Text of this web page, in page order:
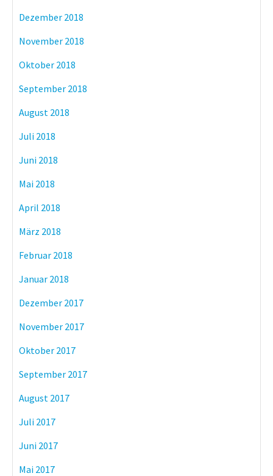
Dezember 2018
November 2018
Oktober 2018
September 2018
August 2018
Juli 2018
Juni 2018
Mai 2018
April 2018
März 2018
Februar 2018
Januar 2018
Dezember 2017
November 2017
Oktober 2017
September 2017
August 2017
Juli 2017
Juni 2017
Mai 2017